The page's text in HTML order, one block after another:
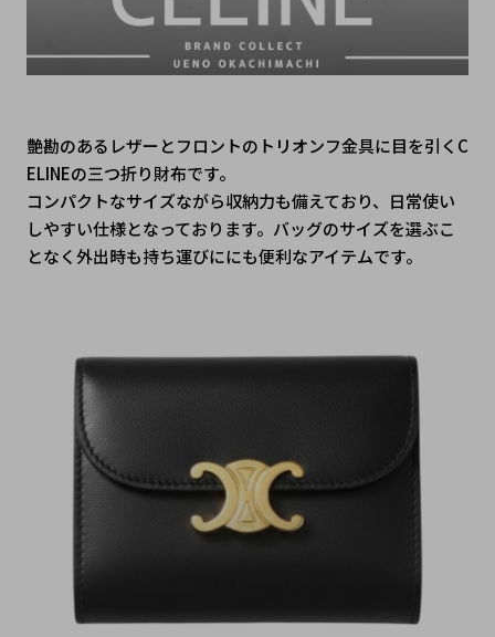
艶勘のあるレザーとフロントのトリオンフ金具に目を引くC
ELINEの三つ折り財布です。
コンパクトなサイズながら収納力も備えており、日常使い
しやすい仕様となっております。バッグのサイズを選ぶこ
となく外出時も持ち運びににも便利なアイテムです。